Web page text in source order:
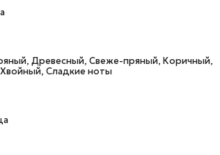
Древесный, Свеже-пряный, Коричный,
Сладкие ноты